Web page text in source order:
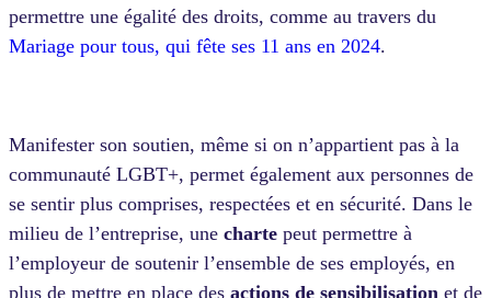
permettre une égalité des droits, comme au travers du
Mariage pour tous, qui fête ses 11 ans en 2024.
Manifester son soutien, même si on n’appartient pas à la
communauté LGBT+, permet également aux personnes de
se sentir plus comprises, respectées et en sécurité. Dans le
milieu de l’entreprise, une charte peut permettre à
l’employeur de soutenir l’ensemble de ses employés, en
plus de mettre en place des actions de sensibilisation et de